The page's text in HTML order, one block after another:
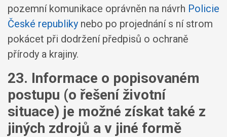
pozemní komunikace oprávněn na návrh Policie
České republiky nebo po projednání s ní strom
pokácet při dodržení předpisů o ochraně
přírody a krajiny.
23. Informace o popisovaném
postupu (o řešení životní
situace) je možné získat také z
jiných zdrojů a v jiné formě